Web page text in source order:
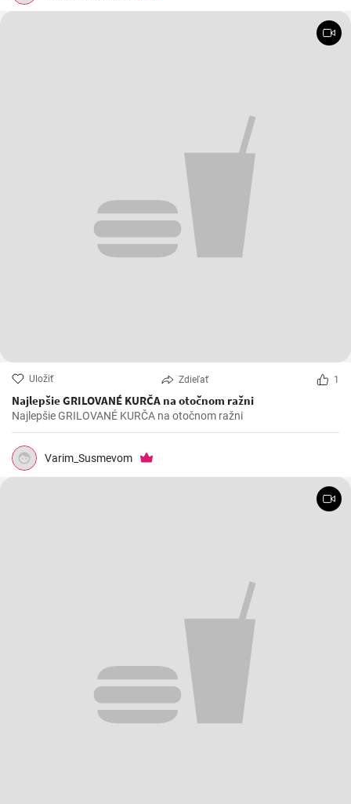
Uložiť Zdieľať 1
Najlepšie GRILOVANÉ KURČA na otočnom ražni
Najlepšie GRILOVANÉ KURČA na otočnom ražni
Varim_Susmevom